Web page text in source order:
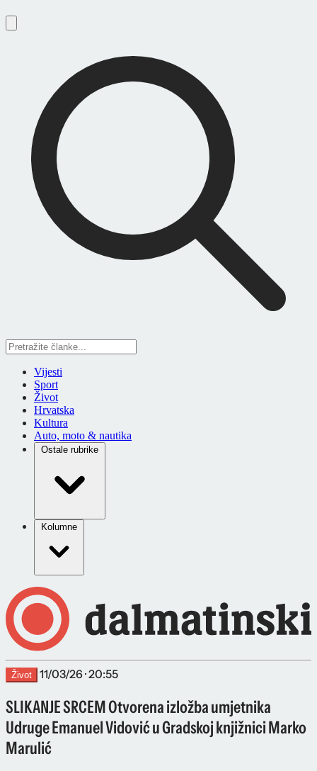
Vijesti
Sport
Život
Hrvatska
Kultura
Auto, moto & nautika
Ostale rubrike
Kolumne
Život 11/03/26 · 20:55
SLIKANJE SRCEM Otvorena izložba umjetnika
Udruge Emanuel Vidović u Gradskoj knjižnici Marko
Marulić